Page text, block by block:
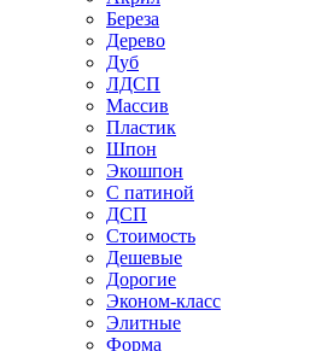
Береза
Дерево
Дуб
ЛДСП
Массив
Пластик
Шпон
Экошпон
С патиной
ДСП
Стоимость
Дешевые
Дорогие
Эконом-класс
Элитные
Форма